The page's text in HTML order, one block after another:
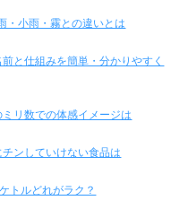
・小雨・霧との違いとは
と仕組みを簡単・分かりやすく
リ数での体感イメージは
ンしていけない食品は
トルどれがラク？